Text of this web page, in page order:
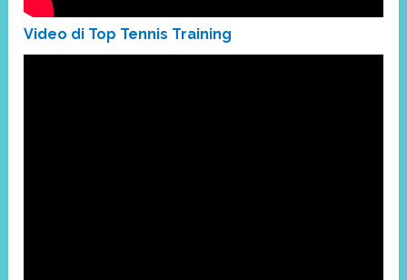
Video di Top Tennis Training